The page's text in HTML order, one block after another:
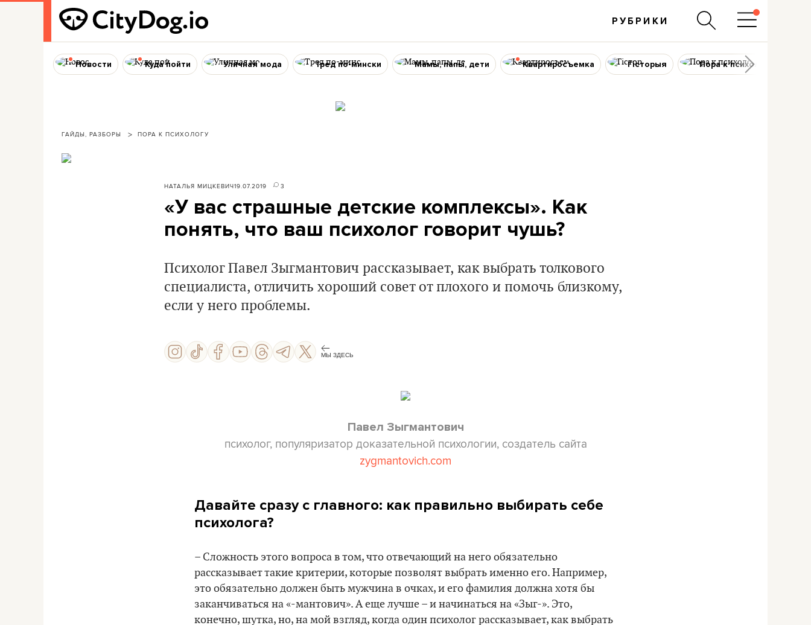
РУБРИКИ
Новости Куда пойти Уличная мода Тред по-мински Мамы, папы, дети Квартиросъемка Гісторыя Пора к психологу
ГАЙДЫ, РАЗБОРЫ ПОРА К ПСИХОЛОГУ
НАТАЛЬЯ МИЦКЕВИЧ19.07.2019 3
«У вас страшные детские комплексы». Как
понять, что ваш психолог говорит чушь?
Психолог Павел Зыгмантович рассказывает, как выбрать толкового
специалиста, отличить хороший совет от плохого и помочь близкому,
если у него проблемы.
МЫ ЗДЕСЬ
Павел Зыгмантович
психолог, популяризатор доказательной психологии, создатель сайта
zygmantovich.com
Давайте сразу с главного: как правильно выбирать себе
психолога?
– Сложность этого вопроса в том, что отвечающий на него обязательно
рассказывает такие критерии, которые позволят выбрать именно его. Например,
это обязательно должен быть мужчина в очках, и его фамилия должна хотя бы
заканчиваться на «-мантович». А еще лучше – и начинаться на «Зыг-». Это,
конечно, шутка, но, на мой взгляд, когда один психолог рассказывает, как выбрать